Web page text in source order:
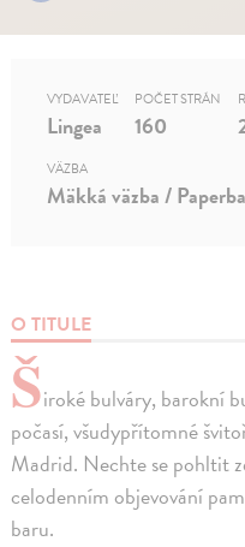
O TITULE
Široké bulváry, barokní
počasí, všudypřítomné
Madrid. Nechte se pohltit
celodenním objevování
baru.
VYDAVATEĽ
Lingea
POČET STRÁN
160
VÄZBA
Mäkká väzba /